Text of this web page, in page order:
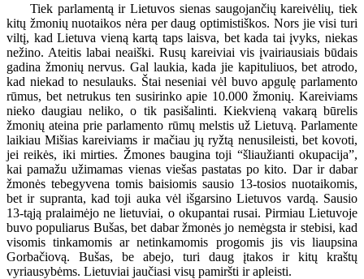
Tiek parlamentą ir Lietuvos sienas saugojančių kareivėlių, tiek
kitų žmonių nuotaikos nėra per daug optimistiškos. Nors jie visi turi
viltį, kad Lietuva vieną kartą taps laisva, bet kada tai įvyks, niekas
nežino. Ateitis labai neaiški. Rusų kareiviai vis įvairiausiais būdais
gadina žmonių nervus. Gal laukia, kada jie kapituliuos, bet atrodo,
kad niekad to nesulauks. Štai neseniai vėl buvo apgulę parlamento
rūmus, bet netrukus ten susirinko apie 10.000 žmonių. Kareiviams
nieko daugiau neliko, o tik pasišalinti. Kiekvieną vakarą būrelis
žmonių ateina prie parlamento rūmų melstis už Lietuvą. Parlamente
laikiau Mišias kareiviams ir mačiau jų ryžtą nenusileisti, bet kovoti,
jei reikės, iki mirties. Žmones baugina toji “šliaužianti okupacija”,
kai pamažu užimamas vienas viešas pastatas po kito. Dar ir dabar
žmonės tebegyvena tomis baisiomis sausio 13-tosios nuotaikomis,
bet ir supranta, kad toji auka vėl išgarsino Lietuvos vardą. Sausio
13-tąją pralaimėjo ne lietuviai, o okupantai rusai. Pirmiau Lietuvoje
buvo populiarus Bušas, bet dabar žmonės jo nemėgsta ir stebisi, kad
visomis tinkamomis ar netinkamomis progomis jis vis liaupsina
Gorbačiovą. Bušas, be abejo, turi daug įtakos ir kitų kraštų
vyriausybėms. Lietuviai jaučiasi visų pamiršti ir apleisti.